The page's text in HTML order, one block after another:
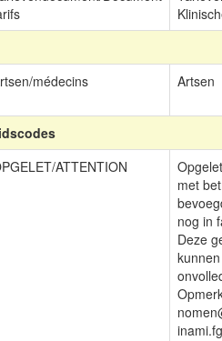
médecins Artsen
ATTENTION
met
nog in
Deze